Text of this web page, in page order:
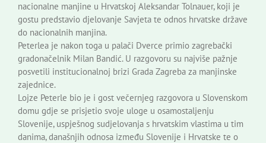
Korisne informacije
nacionalne manjine u Hrvatskoj Aleksandar Tolnauer, koji je
gostu predstavio djelovanje Savjeta te odnos hrvatske države
do nacionalnih manjina.
Peterlea je nakon toga u palači Dverce primio zagrebački
gradonačelnik Milan Bandić. U razgovoru su najviše pažnje
posvetili institucionalnoj brizi Grada Zagreba za manjinske
zajednice.
Lojze Peterle bio je i gost večernjeg razgovora u Slovenskom
domu gdje se prisjetio svoje uloge u osamostaljenju
Slovenije, uspješnog sudjelovanja s hrvatskim vlastima u tim
danima, današnjih odnosa između Slovenije i Hrvatske te o